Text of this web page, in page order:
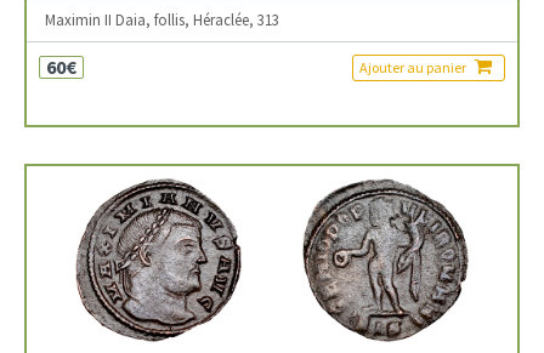
Maximin II Daia, follis, Héraclée, 313
60€ Ajouter au panier